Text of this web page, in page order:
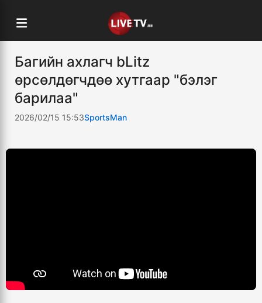
Багийн ахлагч bLitz
өрсөлдөгчдөө хутгаар "бэлэг
барилаа"
2026/02/15 15:53SportsMan